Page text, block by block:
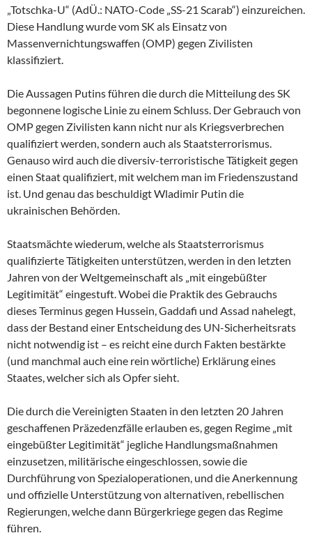
„Totschka-U“ (AdÜ.: NATO-Code „SS-21 Scarab“) einzureichen.
Diese Handlung wurde vom SK als Einsatz von
Massenvernichtungswaffen (OMP) gegen Zivilisten
klassifiziert.
Die Aussagen Putins führen die durch die Mitteilung des SK
begonnene logische Linie zu einem Schluss. Der Gebrauch von
OMP gegen Zivilisten kann nicht nur als Kriegsverbrechen
qualifiziert werden, sondern auch als Staatsterrorismus.
Genauso wird auch die diversiv-terroristische Tätigkeit gegen
einen Staat qualifiziert, mit welchem man im Friedenszustand
ist. Und genau das beschuldigt Wladimir Putin die
ukrainischen Behörden.
Staatsmächte wiederum, welche als Staatsterrorismus
qualifizierte Tätigkeiten unterstützen, werden in den letzten
Jahren von der Weltgemeinschaft als „mit eingebüßter
Legitimität“ eingestuft. Wobei die Praktik des Gebrauchs
dieses Terminus gegen Hussein, Gaddafi und Assad nahelegt,
dass der Bestand einer Entscheidung des UN-Sicherheitsrats
nicht notwendig ist – es reicht eine durch Fakten bestärkte
(und manchmal auch eine rein wörtliche) Erklärung eines
Staates, welcher sich als Opfer sieht.
Die durch die Vereinigten Staaten in den letzten 20 Jahren
geschaffenen Präzedenzfälle erlauben es, gegen Regime „mit
eingebüßter Legitimität“ jegliche Handlungsmaßnahmen
einzusetzen, militärische eingeschlossen, sowie die
Durchführung von Spezialoperationen, und die Anerkennung
und offizielle Unterstützung von alternativen, rebellischen
Regierungen, welche dann Bürgerkriege gegen das Regime
führen.